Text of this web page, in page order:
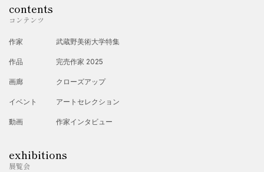
contents
コンテンツ
作家
作品
画廊
イベント
動画
武蔵野美術大学特集
完売作家 2025
クローズアップ
アートセレクション
作家インタビュー
exhibitions
展覧会